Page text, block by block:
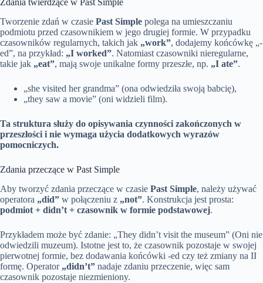
Zdania twierdzące w Past Simple
Tworzenie zdań w czasie Past Simple polega na umieszczaniu
podmiotu przed czasownikiem w jego drugiej formie. W przypadku
czasowników regularnych, takich jak „work”, dodajemy końcówkę „-
ed”, na przykład: „I worked”. Natomiast czasowniki nieregularne,
takie jak „eat”, mają swoje unikalne formy przeszłe, np. „I ate”.
„she visited her grandma” (ona odwiedziła swoją babcię),
„they saw a movie” (oni widzieli film).
Ta struktura służy do opisywania czynności zakończonych w
przeszłości i nie wymaga użycia dodatkowych wyrazów
pomocniczych.
Zdania przeczące w Past Simple
Aby tworzyć zdania przeczące w czasie Past Simple, należy używać
operatora „did” w połączeniu z „not”. Konstrukcja jest prosta:
podmiot + didn’t + czasownik w formie podstawowej.
Przykładem może być zdanie: „They didn’t visit the museum” (Oni nie
odwiedzili muzeum). Istotne jest to, że czasownik pozostaje w swojej
pierwotnej formie, bez dodawania końcówki -ed czy też zmiany na II
formę. Operator „didn’t” nadaje zdaniu przeczenie, więc sam
czasownik pozostaje niezmieniony.